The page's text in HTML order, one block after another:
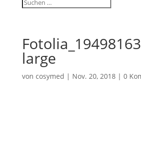
large
von cosymed | Nov. 20, 2018| 0